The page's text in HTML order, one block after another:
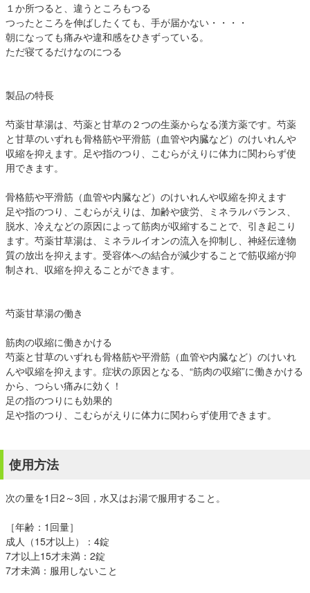
１か所つると、違うところもつる
つったところを伸ばしたくても、手が届かない・・・・
朝になっても痛みや違和感をひきずっている。
ただ寝てるだけなのにつる
製品の特長
芍薬甘草湯は、芍薬と甘草の２つの生薬からなる漢方薬です。芍薬
と甘草のいずれも骨格筋や平滑筋（血管や内臓など）のけいれんや
収縮を抑えます。足や指のつり、こむらがえりに体力に関わらず使
用できます。
骨格筋や平滑筋（血管や内臓など）のけいれんや収縮を抑えます
足や指のつり、こむらがえりは、加齢や疲労、ミネラルバランス、
脱水、冷えなどの原因によって筋肉が収縮することで、引き起こり
ます。芍薬甘草湯は、ミネラルイオンの流入を抑制し、神経伝達物
質の放出を抑えます。受容体への結合が減少することで筋収縮が抑
制され、収縮を抑えることができます。
芍薬甘草湯の働き
筋肉の収縮に働きかける
芍薬と甘草のいずれも骨格筋や平滑筋（血管や内臓など）のけいれ
んや収縮を抑えます。症状の原因となる、“筋肉の収縮”に働きかける
から、つらい痛みに効く！
足の指のつりにも効果的
足や指のつり、こむらがえりに体力に関わらず使用できます。
使用方法
次の量を1日2～3回，水又はお湯で服用すること。
［年齢：1回量］
成人（15才以上）：4錠
7才以上15才未満：2錠
7才未満：服用しないこと